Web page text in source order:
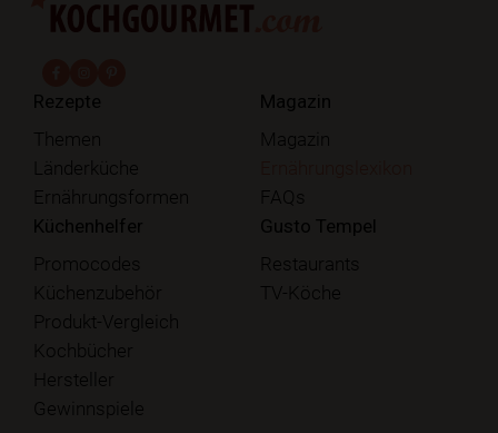
Rezepte
Themen
Länderküche
Ernährungsformen
Magazin
Magazin
FAQs
Küchenhelfer
Promocodes
Küchenzubehör
Produkt-Vergleich
Kochbücher
Hersteller
Gewinnspiele
Gusto Tempel
Restaurants
TV-Köche